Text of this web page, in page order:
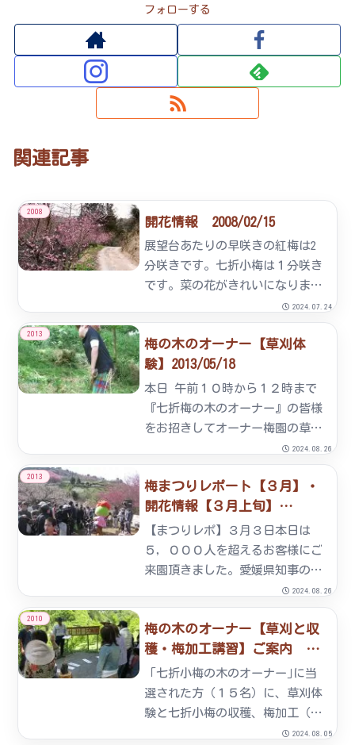
フォローする
関連記事
2008
開花情報 2008/02/15
展望台あたりの早咲きの紅梅は2
分咲きです。七折小梅は１分咲き
です。菜の花がきれいになりまし
た。このところ寒さで梅の開花も
足踏み状態です。予想は２月末頃
に５～６分咲き、満開は３月にな
りそうです？（昨年よりは１週間
くらい遅れていろようです。）
た...
2024.07.24
2013
梅の木のオーナー【草刈体
験】2013/05/18
本日 午前１０時から１２時まで
『七折梅の木のオーナー』の皆様
をお招きしてオーナー梅園の草刈
りを体験して頂きました。皆様、
草刈り作業は初めてのようで、最
初は手こずってましたが楽しく作
業されていました。草刈りの後、
オーナー木の抽選を行い、それ
ぞ...
2024.08.26
2013
梅まつりレポート【３月】・
開花情報【３月上旬】
2013/03/03
【まつりレポ】３月３日本日は
５，０００人を超えるお客様にご
来園頂きました。愛媛県知事の中
村時広様、砥部町長の佐川秀紀様
をお迎えし、散餅のお手伝いをし
て頂きました。イベント広場で
は、梅の種とばし大会や南海放送
ラジオ「ＴＨＥ ＩＮＡＺＯ」の
生中...
2024.08.26
2010
梅の木のオーナー【草刈と収
穫・梅加工講習】ご案内
2010/04/23
「七折小梅の木のオーナー｣に当
選された方（１５名）に、草刈体
験と七折小梅の収穫、梅加工（梅
干・梅シロップ）講習会のご案内
2024.08.05